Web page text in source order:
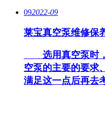
092022-09
莱宝真空泵维修保
选用真空泵时，
空泵的主要的要求
满足这一点后再去